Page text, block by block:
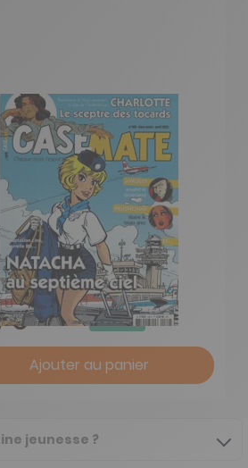
€ -21%
Ajouter au panier
jeunesse ?